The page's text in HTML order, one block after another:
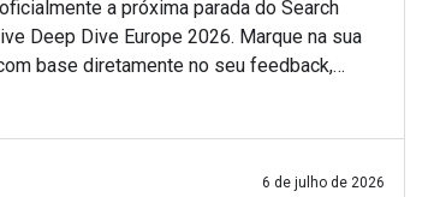
a próxima parada do Search
Deep Dive Europe 2026. Marque na sua
base diretamente no seu feedback,
6 de julho de 2026